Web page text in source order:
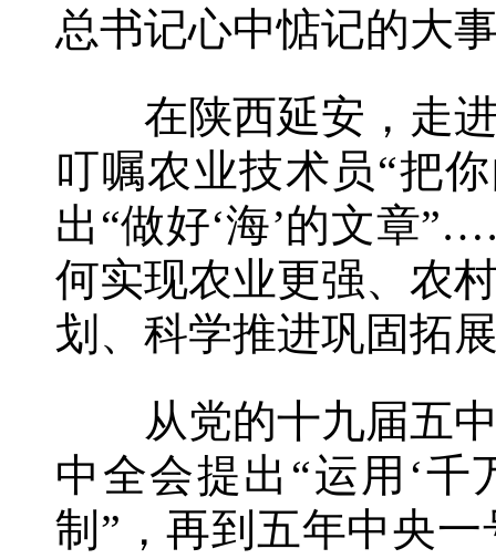
总书记心中惦记的大
在陕西延安，走进
叮嘱农业技术员“把
出“做好‘海’的文章
何实现农业更强、农
划、科学推进巩固拓
从党的十九届五中
中全会提出“运用‘
制”，再到五年中央